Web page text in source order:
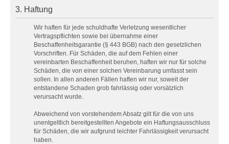
3. Haftung
Wir haften für jede schuldhafte Verletzung wesentlicher
Vertragspflichten sowie bei übernahme einer
Beschaffenheitsgarantie (§ 443 BGB) nach den gesetzlichen
Vorschriften. Für Schäden, die auf dem Fehlen einer
vereinbarten Beschaffenheit beruhen, haften wir nur für solche
Schäden, die von einer solchen Vereinbarung umfasst sein
sollen. In allen anderen Fällen haften wir nur, soweit der
entstandene Schaden grob fahrlässig oder vorsätzlich
verursacht wurde.
Abweichend von vorstehendem Absatz gilt für die von uns
unentgeltlich bereitgestellten Angebote ein Haftungsausschluss
für Schäden, die wir aufgrund leichter Fahrlässigkeit verursacht
haben.